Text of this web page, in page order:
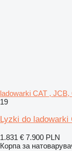
ladowarki CAT ,
19
Lyzki do ladowarki
1.831 € 7.900 PLN
Корпа за